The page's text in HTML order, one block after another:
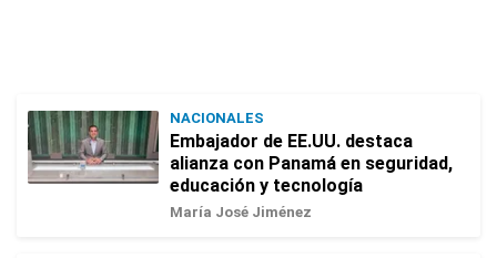
NACIONALES
Embajador de EE.UU. destaca
alianza con Panamá en seguridad,
educación y tecnología
María José Jiménez